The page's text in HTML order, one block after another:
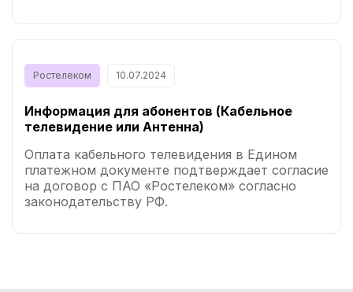
Ростелеком 10.07.2024
Информация для абонентов (Кабельное
телевидение или Антенна)
Оплата кабельного телевидения в Едином
платежном документе подтверждает согласие
на договор с ПАО «Ростелеком» согласно
законодательству РФ.